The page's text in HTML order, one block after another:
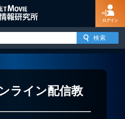
ログイン
ライン配信教